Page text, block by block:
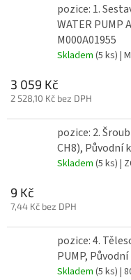
pozice: 1.
WATER PUMP
M000A01955
Skladem (5 ks) |
3 059 Kč
2 528,10 Kč bez DPH
pozice: 2.
CH8), Původní
Skladem (5 ks) |
9 Kč
7,44 Kč bez DPH
pozice: 4.
PUMP,
Skladem (5 ks) |